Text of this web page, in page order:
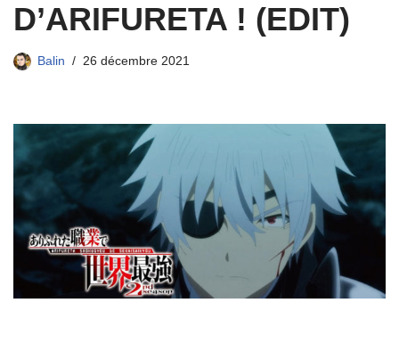
D’ARIFURETA ! (EDIT)
Balin 26 décembre 2021